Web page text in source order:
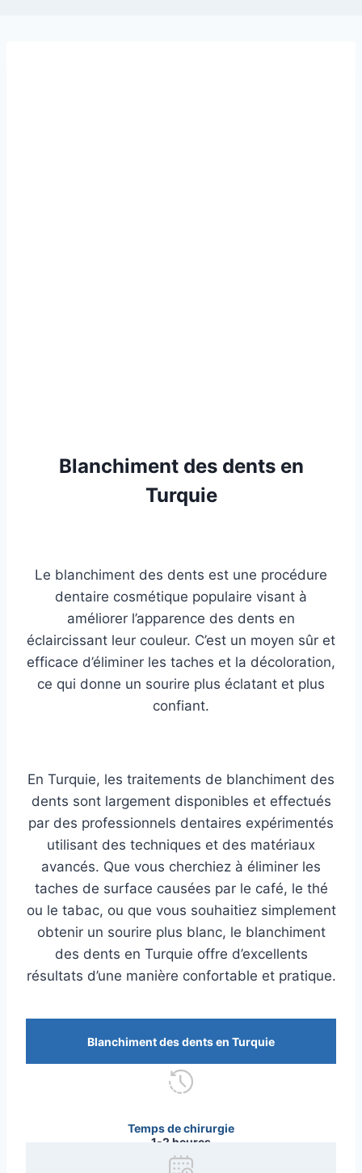
Blanchiment des dents en
Turquie
Le blanchiment des dents est une procédure
dentaire cosmétique populaire visant à
améliorer l’apparence des dents en
éclaircissant leur couleur. C’est un moyen sûr et
efficace d’éliminer les taches et la décoloration,
ce qui donne un sourire plus éclatant et plus
confiant.
En Turquie, les traitements de blanchiment des
dents sont largement disponibles et effectués
par des professionnels dentaires expérimentés
utilisant des techniques et des matériaux
avancés. Que vous cherchiez à éliminer les
taches de surface causées par le café, le thé
ou le tabac, ou que vous souhaitiez simplement
obtenir un sourire plus blanc, le blanchiment
des dents en Turquie offre d’excellents
résultats d’une manière confortable et pratique.
Blanchiment des dents en Turquie
Temps de chirurgie
1-2 heures